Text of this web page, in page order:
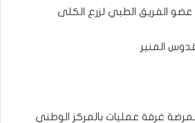
عضو الفريق الطبي لزرع الكلى
المنير
غرفة عمليات بالمركز الوطني